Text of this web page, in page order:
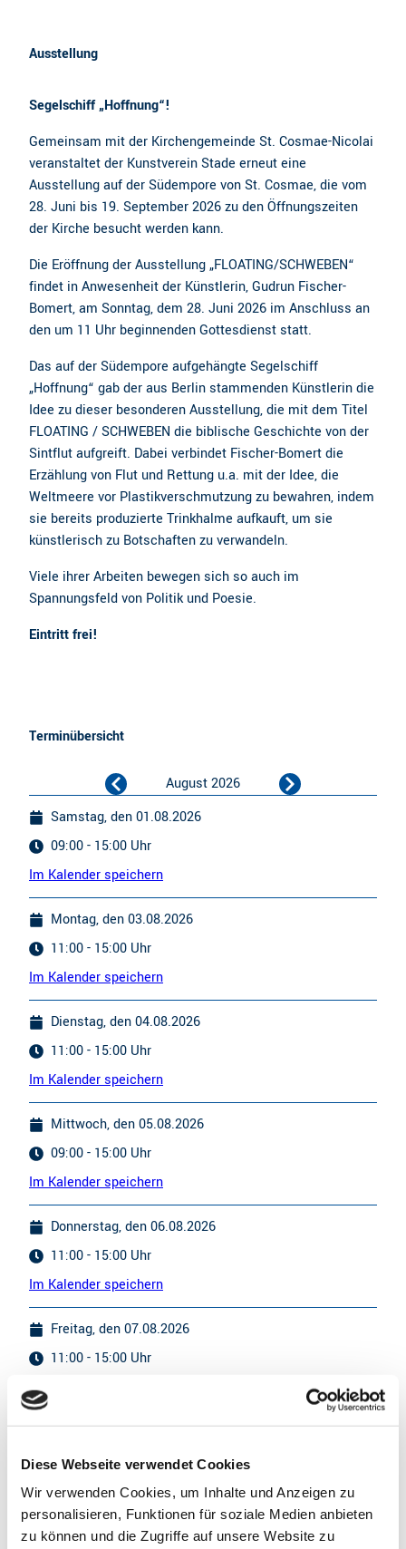
Diese Webseite verwendet Cookies
Wir verwenden Cookies, um Inhalte und Anzeigen zu
personalisieren, Funktionen für soziale Medien anbieten
zu können und die Zugriffe auf unsere Website zu
Ausstellung
Segelschiff „Hoffnung“!
Gemeinsam mit der Kirchengemeinde St. Cosmae-Nicolai
veranstaltet der Kunstverein Stade erneut eine
Ausstellung auf der Südempore von St. Cosmae, die vom
28. Juni bis 19. September 2026 zu den Öffnungszeiten
der Kirche besucht werden kann.
Die Eröffnung der Ausstellung „FLOATING/SCHWEBEN“
findet in Anwesenheit der Künstlerin, Gudrun Fischer-
Bomert, am Sonntag, dem 28. Juni 2026 im Anschluss an
den um 11 Uhr beginnenden Gottesdienst statt.
Das auf der Südempore aufgehängte Segelschiff
„Hoffnung“ gab der aus Berlin stammenden Künstlerin die
Idee zu dieser besonderen Ausstellung, die mit dem Titel
FLOATING / SCHWEBEN die biblische Geschichte von der
Sintflut aufgreift. Dabei verbindet Fischer-Bomert die
Erzählung von Flut und Rettung u.a. mit der Idee, die
Weltmeere vor Plastikverschmutzung zu bewahren, indem
sie bereits produzierte Trinkhalme aufkauft, um sie
künstlerisch zu Botschaften zu verwandeln.
Viele ihrer Arbeiten bewegen sich so auch im
Spannungsfeld von Politik und Poesie.
Eintritt frei!
Terminübersicht
August 2026
Samstag, den 01.08.2026
09:00 - 15:00 Uhr
Im Kalender speichern
Montag, den 03.08.2026
11:00 - 15:00 Uhr
Im Kalender speichern
Dienstag, den 04.08.2026
11:00 - 15:00 Uhr
Im Kalender speichern
Mittwoch, den 05.08.2026
09:00 - 15:00 Uhr
Im Kalender speichern
Donnerstag, den 06.08.2026
11:00 - 15:00 Uhr
Im Kalender speichern
Freitag, den 07.08.2026
11:00 - 15:00 Uhr
Im Kalender speichern
Samstag, den 08.08.2026
09:00 - 15:00 Uhr
Im Kalender speichern
Montag, den 10.08.2026